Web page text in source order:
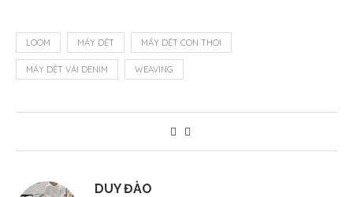
LOOM MÁY DỆT MÁY DỆT CON THOI
MÁY DỆT VẢI DENIM WEAVING
DUY ĐÀO